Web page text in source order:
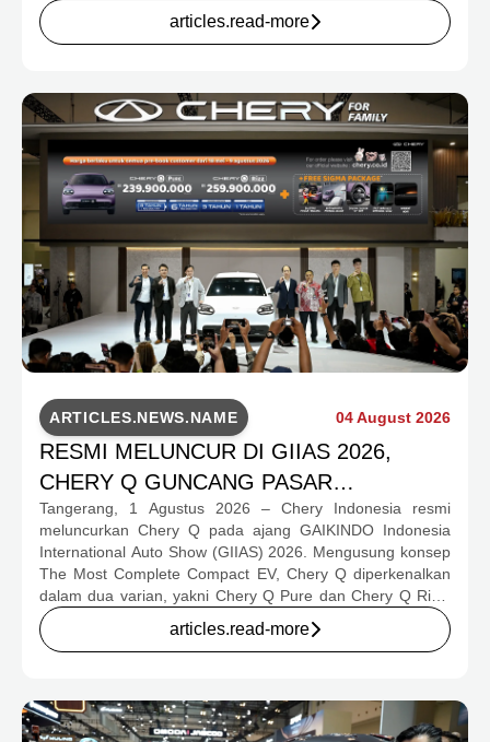
rumah yang hangat dan inklusif, Chery menghadirkan
pengalaman menyeluruh bagi keluarga Indonesia melalui
program apresiasi untuk konsumen.
articles.read-more
ARTICLES.NEWS.NAME 04 August 2026
RESMI MELUNCUR DI GIIAS 2026,
CHERY Q GUNCANG PASAR
OTOMOTIF MELALUI HARGA SPESIAL
MULAI RP239,9 JUTA
Tangerang, 1 Agustus 2026 – Chery Indonesia resmi
meluncurkan Chery Q pada ajang GAIKINDO Indonesia
International Auto Show (GIIAS) 2026. Mengusung konsep
The Most Complete Compact EV, Chery Q diperkenalkan
dalam dua varian, yakni Chery Q Pure dan Chery Q Rizz,
untuk mengakomodasi kebutuhan mobilitas serta
preferensi konsumen yang berbeda.
articles.read-more